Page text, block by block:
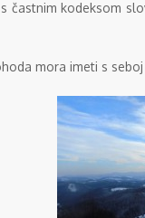
častnim kodeksom
mora imeti s